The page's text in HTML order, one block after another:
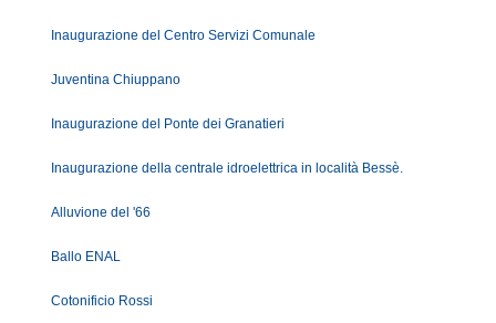
Inaugurazione del Centro Servizi Comunale
Juventina Chiuppano
Inaugurazione del Ponte dei Granatieri
Inaugurazione della centrale idroelettrica in località Bessè.
Alluvione del '66
Ballo ENAL
Cotonificio Rossi